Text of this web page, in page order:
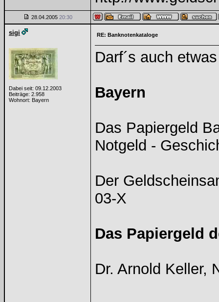
28.04.2005 20:30
sigi
Dabei seit: 09.12.2003
Beiträge: 2.958
Wohnort: Bayern
RE: Banknotenkataloge
Darf´s auch
Bayern
Das Papiergeld
Notgeld -
Der
03-X
Das Papiergeld
Dr. Arnold Keller,